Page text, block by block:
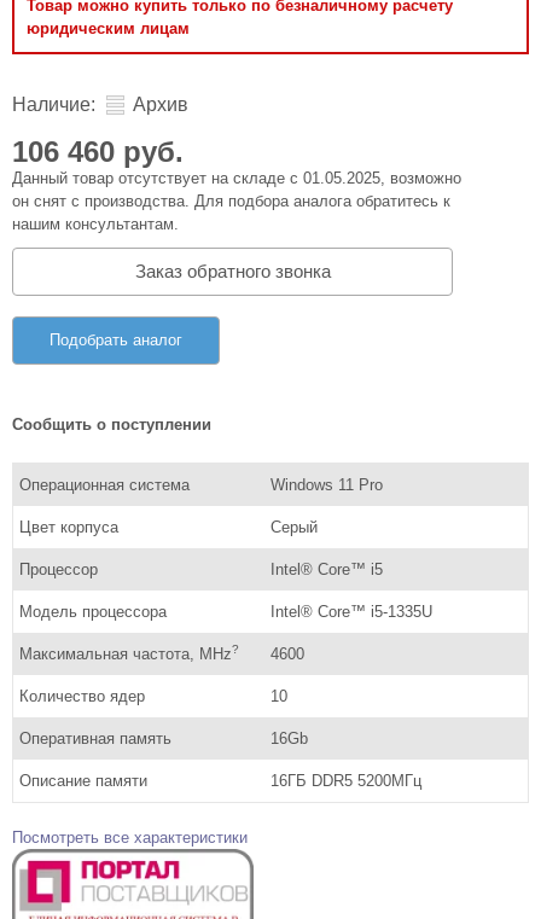
Товар можно купить только по безналичному расчету
юридическим лицам
Наличие: Архив
106 460 руб.
Данный товар отсутствует на складе с 01.05.2025, возможно
он снят с производства. Для подбора аналога обратитесь к
нашим консультантам.
Заказ обратного звонка
Подобрать аналог
Сообщить о поступлении
Операционная система Windows 11 Pro
Цвет корпуса Серый
Процессор Intel® Core™ i5
Модель процессора Intel® Core™ i5-1335U
Максимальная частота, MHz? 4600
Количество ядер 10
Оперативная память 16Gb
Описание памяти 16ГБ DDR5 5200МГц
Посмотреть все характеристики